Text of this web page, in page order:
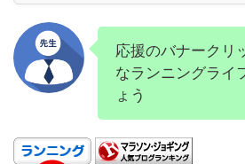
応援のバナークリ
なランニングライ
ょう